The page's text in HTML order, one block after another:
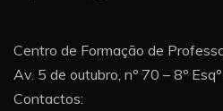
Centro de Formação de
Av. 5 de outubro, nº 70 – 8º
Contactos: